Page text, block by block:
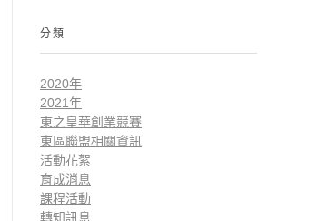
分類
2020年
2021年
東之皇華創業競賽
東區聯盟相關資訊
活動花絮
育成消息
課程活動
轉知訊息